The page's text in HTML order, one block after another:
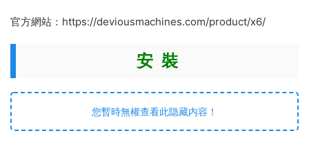
官方網站：https://deviousmachines.com/product/x6/
安 裝
您暫時無權查看此隐藏内容！